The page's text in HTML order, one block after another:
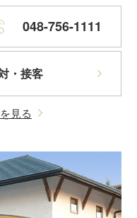
048-756-1111
・接客
見る